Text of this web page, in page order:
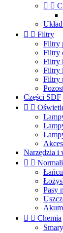
 
  Filtry
Filtry
Filtry
Filtry
Filtry
Filtry
Części SDF
 
Narzędzia i
 
Pasy
  Chemia